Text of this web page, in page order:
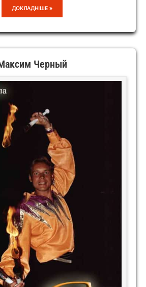
ДУЭТ
ДОКЛАДНІШЕ »
Черный